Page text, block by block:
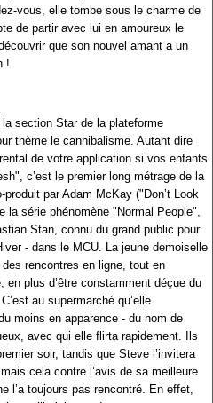
vous, elle tombe sous le charme de
de partir avec lui en amoureux le
que son nouvel amant a un
!
section Star de la plateforme
thème le cannibalisme. Autant dire
de votre application si vos enfants
c’est le premier long métrage de la
par Adam McKay ("Don’t Look
série phénomène "Normal People",
Stan, connu du grand public pour
- dans le MCU. La jeune demoiselle
rencontres en ligne, tout en
plus d’être constamment déçue du
au supermarché qu’elle
moins en apparence - du nom de
avec qui elle flirta rapidement. Ils
soir, tandis que Steve l’invitera
cela contre l’avis de sa meilleure
l’a toujours pas rencontré. En effet,